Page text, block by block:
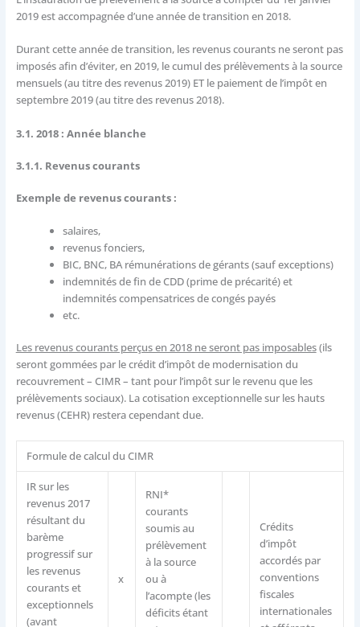
2019 est accompagnée d’une année de transition en 2018.
Durant cette année de transition, les revenus courants ne seront pas
imposés afin d’éviter, en 2019, le cumul des prélèvements à la source
mensuels (au titre des revenus 2019) ET le paiement de l’impôt en
septembre 2019 (au titre des revenus 2018).
3.1. 2018 : Année blanche
3.1.1. Revenus courants
Exemple de revenus courants :
salaires,
revenus fonciers,
BIC, BNC, BA rémunérations de gérants (sauf exceptions)
indemnités de fin de CDD (prime de précarité) et
indemnités compensatrices de congés payés
etc.
Les revenus courants perçus en 2018 ne seront pas imposables(ils
seront gommées par le crédit d’impôt de modernisation du
recouvrement – CIMR – tant pour l’impôt sur le revenu que les
prélèvements sociaux). La cotisation exceptionnelle sur les hauts
revenus (CEHR) restera cependant due.
Formule de calcul du CIMR
IR sur les
revenus 2017
résultant du
barème
progressif sur
les revenus
courants et
exceptionnels
(avant
x
RNI*
courants
soumis au
prélèvement
à la source
ou à
l’acompte (les
déficits étant
Crédits
d’impôt
accordés par
conventions
fiscales
internationales